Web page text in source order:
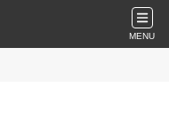
MENU